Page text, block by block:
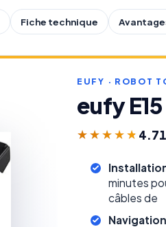
Fiche technique
EUFY · ROBOT
eufy E15
★★★★★
★★★★★ 4.71
minutes
câbles de